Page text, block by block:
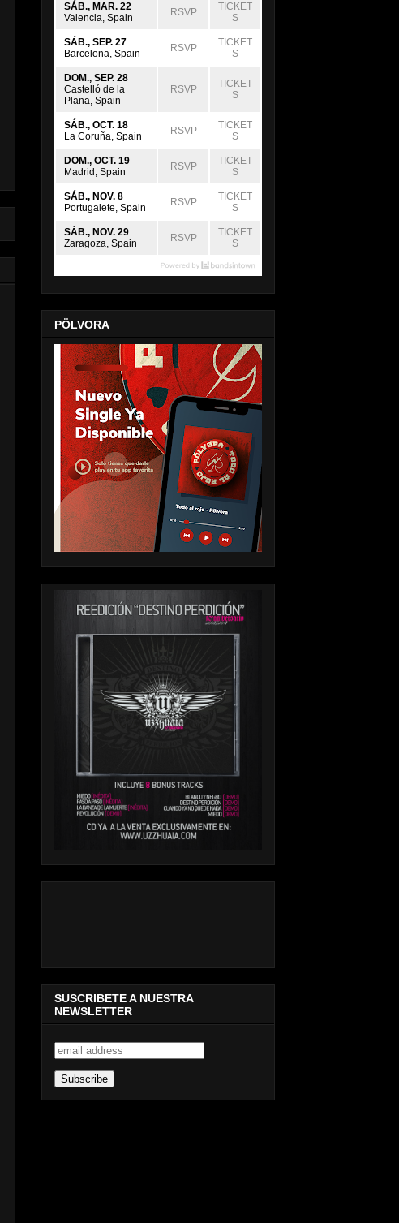
SÁB., MAR. 22
Valencia, Spain
RSVP
TICKET
S
SÁB., SEP. 27
Barcelona, Spain
RSVP
TICKET
S
DOM., SEP. 28
Castelló de la
Plana, Spain
RSVP
TICKET
S
SÁB., OCT. 18
La Coruña, Spain
RSVP
TICKET
S
DOM., OCT. 19
Madrid, Spain
RSVP
TICKET
S
SÁB., NOV. 8
Portugalete, Spain
RSVP
TICKET
S
SÁB., NOV. 29
Zaragoza, Spain
RSVP
TICKET
S
PÖLVORA
SUSCRIBETE A NUESTRA
NEWSLETTER